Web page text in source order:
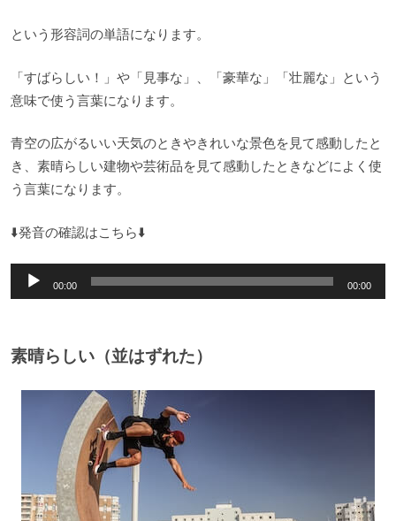
という形容詞の単語になります。
「すばらしい！」や「見事な」、「豪華な」「壮麗な」という
意味で使う言葉になります。
青空の広がるいい天気のときやきれいな景色を見て感動したと
き、素晴らしい建物や芸術品を見て感動したときなどによく使
う言葉になります。
⬇️発音の確認はこちら⬇️
声
レ
00:00 00:00
素晴らしい（並はずれた）